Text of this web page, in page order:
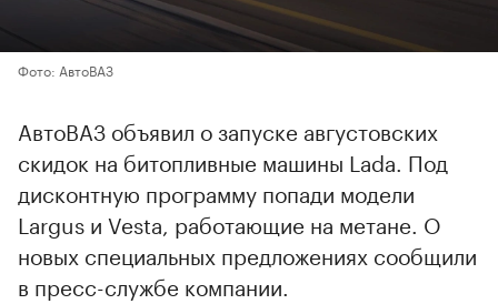
Фото: АвтоВАЗ
АвтоВАЗ объявил о запуске августовских
скидок на битопливные машины Lada. Под
дисконтную программу попади модели
Largus и Vesta, работающие на метане. О
новых специальных предложениях сообщили
в пресс-службе компании.